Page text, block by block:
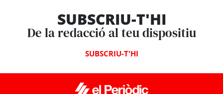
SUBSCRIU-T'HI
De la redacció al teu dispositiu
SUBSCRIU-T'HI